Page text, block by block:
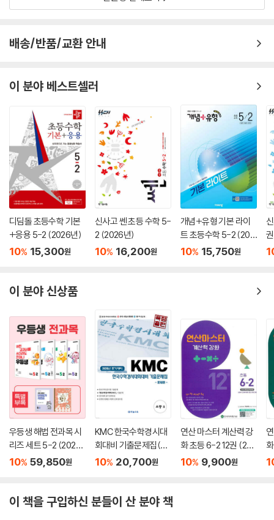
배송/반품/교환 안내
이 분야 베스트셀러
디딤돌 초등수학 기본
+응용 5-2 (2026년)
10% 15,300원
신사고 쎈 초등 수학 5-
2 (2026년)
10% 16,200원
개념+유형 기본 라이
트 초등수학 5-2 (202
6년)
10% 15,750원
이 분야 신상품
우등생 해법 전과목 시
리즈 세트 5-2 (2026
년)
10% 59,850원
KMC 한국수학경시대
회대비 기출문제집(후
기) 초등 5 (2026년)
10% 20,700원
연산 마스터 계산력 강
화 초등 6-2 12권 (202
6년)
10% 9,900원
6
이 책을 구입하신 분들이 산 분야 책